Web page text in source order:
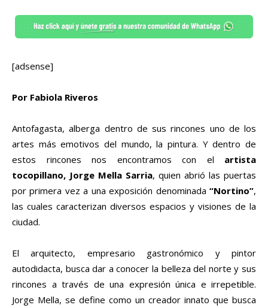
[adsense]
Por Fabiola Riveros
Antofagasta, alberga dentro de sus rincones uno de los
artes más emotivos del mundo, la pintura. Y dentro de
estos rincones nos encontramos con el artista
tocopillano, Jorge Mella Sarria, quien abrió las puertas
por primera vez a una exposición denominada “Nortino”,
las cuales caracterizan diversos espacios y visiones de la
ciudad.
El arquitecto, empresario gastronómico y pintor
autodidacta, busca dar a conocer la belleza del norte y sus
rincones a través de una expresión única e irrepetible.
Jorge Mella, se define como un creador innato que busca